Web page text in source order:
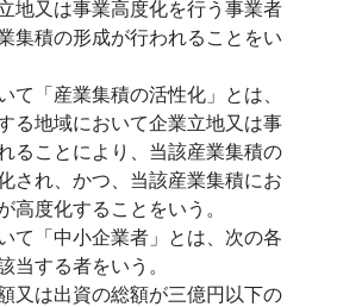
地又は事業高度化を行う事業者
集積の形成が行われることをい
て「産業集積の活性化」とは、
る地域において企業立地又は事
ることにより、当該産業集積の
され、かつ、当該産業集積にお
高度化することをいう。
て「中小企業者」とは、次の各
当する者をいう。
又は出資の総額が三億円以下の